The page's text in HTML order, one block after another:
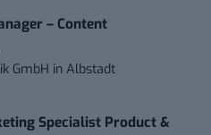
– Content
GmbH inAlbstadt
Specialist Product &